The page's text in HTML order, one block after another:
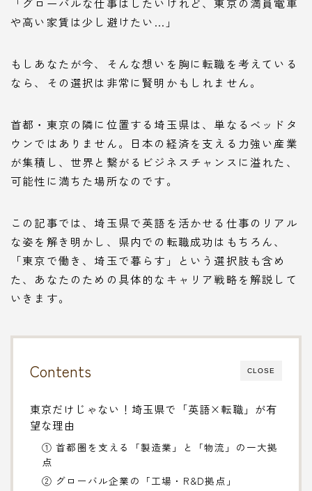
や高い家賃は少し避けたい…」
もしあなたが今、そんな想いを胸に転職を考えている
なら、その選択は非常に賢明かもしれません。
首都・東京の隣に位置する埼玉県は、単なるベッドタ
ウンではありません。日本の経済を支える力強い産業
が集積し、世界と繋がるビジネスチャンスに溢れた、
可能性に満ちた場所なのです。
この記事では、埼玉県で英語を活かせる仕事のリアル
な姿を解き明かし、県内での転職成功はもちろん、
「東京で働き、埼玉で暮らす」という選択肢も含め
た、あなたのための具体的なキャリア戦略を解説して
いきます。
CLOSE
Contents
東京だけじゃない！埼玉県で「英語×転職」が有
望な理由
① 首都圏を支える「製造業」と「物流」の一大拠
点
② グローバル企業の「工場・R&D拠点」